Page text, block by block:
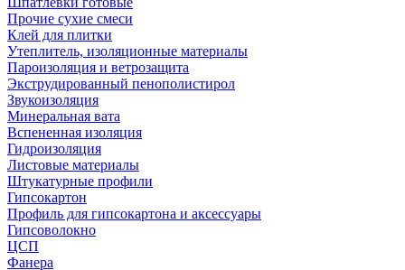
Прочие сухие смеси
Клей для плитки
Утеплитель, изоляционные материалы
Пароизоляция и ветрозащита
Экструдированный пенополистирол
Звукоизоляция
Минеральная вата
Вспененная изоляция
Гидроизоляция
Листовые материалы
Штукатурные профили
Гипсокартон
Профиль для гипсокартона и аксессуары
Гипсоволокно
ЦСП
Фанера